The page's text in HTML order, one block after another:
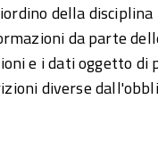
della
da parte
e i dati oggetto di
diverse